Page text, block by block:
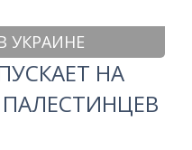
УКРАИНЕ
НА